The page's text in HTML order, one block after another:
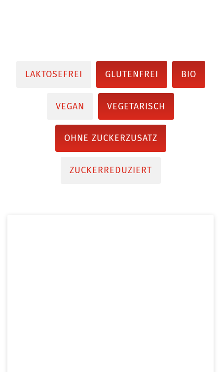
LAKTOSEFREI GLUTENFREI BIO
VEGAN VEGETARISCH
OHNE ZUCKERZUSATZ
ZUCKERREDUZIERT